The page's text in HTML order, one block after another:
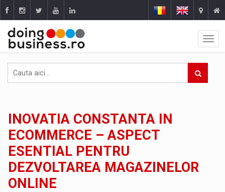
INOVATIA CONSTANTA IN
ECOMMERCE – ASPECT
ESENTIAL PENTRU
DEZVOLTAREA MAGAZINELOR
ONLINE